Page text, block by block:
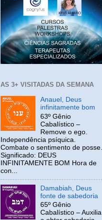
AS 3+ VISITADAS DA SEMANA
Anauel, Deus
infinitamente bom
63º Gênio
Cabalístico –
Remove o ego.
Independência psíquica.
Combate o sentimento de posse.
Significado: DEUS
INFINITAMENTE BOM Hora de
con...
Damabiah, Deus
fonte de sabedoria
65º Gênio
Cabalístico – Auxilia